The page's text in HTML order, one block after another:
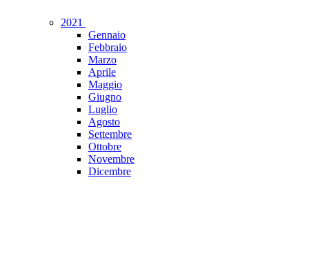
2021
Gennaio
Febbraio
Marzo
Aprile
Maggio
Giugno
Luglio
Agosto
Settembre
Ottobre
Novembre
Dicembre